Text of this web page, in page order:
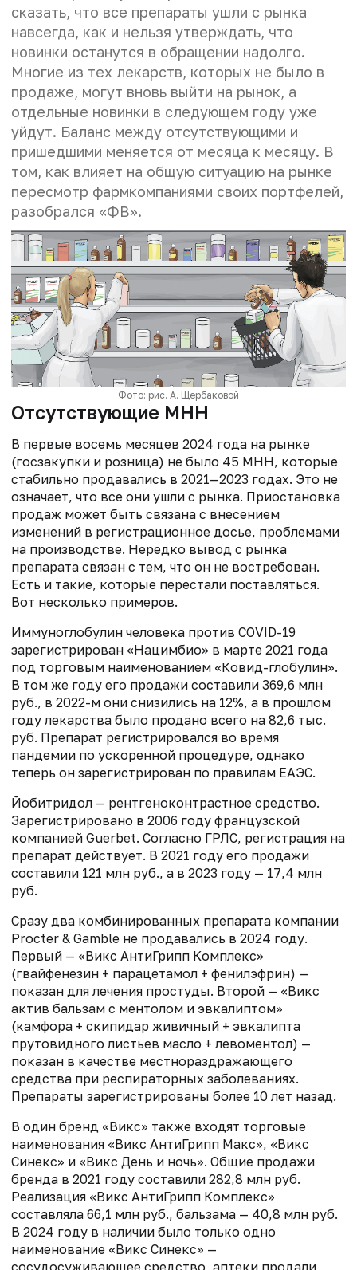
сказать, что все препараты ушли с рынка
навсегда, как и нельзя утверждать, что
новинки останутся в обращении надолго.
Многие из тех лекарств, которых не было в
продаже, могут вновь выйти на рынок, а
отдельные новинки в следующем году уже
уйдут. Баланс между отсутствующими и
пришедшими меняется от месяца к месяцу. В
том, как влияет на общую ситуацию на рынке
пересмотр фармкомпаниями своих портфелей,
разобрался «ФВ».
Фото: рис. А. Щербаковой
Отсутствующие МНН
В первые восемь месяцев 2024 года на рынке
(госзакупки и розница) не было 45 МНН, которые
стабильно продавались в 2021—2023 годах. Это не
означает, что все они ушли с рынка. Приостановка
продаж может быть связана с внесением
изменений в регистрационное досье, проблемами
на производстве. Нередко вывод с рынка
препарата связан с тем, что он не востребован.
Есть и такие, которые перестали поставляться.
Вот несколько примеров.
Иммуноглобулин человека против COVID-19
зарегистрирован «Нацимбио» в марте 2021 года
под торговым наименованием «Ковид-глобулин».
В том же году его продажи составили 369,6 млн
руб., в 2022-м они снизились на 12%, а в прошлом
году лекарства было продано всего на 82,6 тыс.
руб. Препарат регистрировался во время
пандемии по ускоренной процедуре, однако
теперь он зарегистрирован по правилам ЕАЭС.
Йобитридол — рентгеноконтрастное средство.
Зарегистрировано в 2006 году французской
компанией Guerbet. Согласно ГРЛС, регистрация на
препарат действует. В 2021 году его продажи
составили 121 млн руб., а в 2023 году — 17,4 млн
руб.
Сразу два комбинированных препарата компании
Procter & Gamble не продавались в 2024 году.
Первый — «Викс АнтиГрипп Комплекс»
(гвайфенезин + парацетамол + фенилэфрин) —
показан для лечения простуды. Второй — «Викс
актив бальзам с ментолом и эвкалиптом»
(камфора + скипидар живичный + эвкалипта
прутовидного листьев масло + левоментол) —
показан в качестве местнораздражающего
средства при респираторных заболеваниях.
Препараты зарегистрированы более 10 лет назад.
В один бренд «Викс» также входят торговые
наименования «Викс АнтиГрипп Макс», «Викс
Синекс» и «Викс День и ночь». Общие продажи
бренда в 2021 году составили 282,8 млн руб.
Реализация «Викс АнтиГрипп Комплекс»
составляла 66,1 млн руб., бальзама — 40,8 млн руб.
В 2024 году в наличии было только одно
наименование «Викс Синекс» —